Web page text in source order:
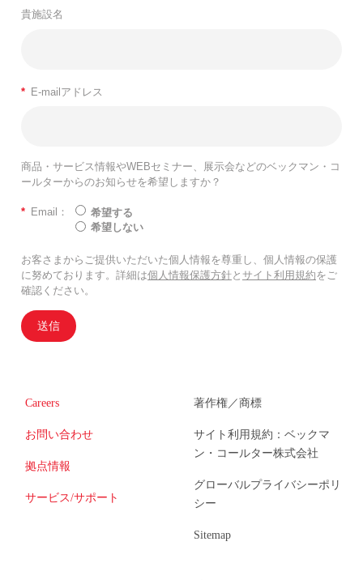
貴施設名
* E-mailアドレス
商品・サービス情報やWEBセミナー、展示会などのベックマン・コ
ールターからのお知らせを希望しますか？
* Email：
希望する
希望しない
お客さまからご提供いただいた個人情報を尊重し、個人情報の保護
に努めております。詳細は個人情報保護方針と サイト利用規約をご
確認ください。
送信
Careers
お問い合わせ
拠点情報
サービス/サポート
著作権／商標
サイト利用規約：ベックマ
ン・コールター株式会社
グローバルプライバシーポリ
シー
Sitemap